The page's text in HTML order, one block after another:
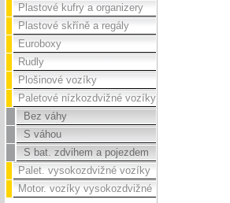
Plastové kufry a organizery
Plastové skříně a regály
Euroboxy
Rudly
Plošinové vozíky
Paletové nízkozdvižné vozíky
Bez váhy
S váhou
S bat. zdvihem a pojezdem
Palet. vysokozdvižné vozíky
Motor. vozíky vysokozdvižné